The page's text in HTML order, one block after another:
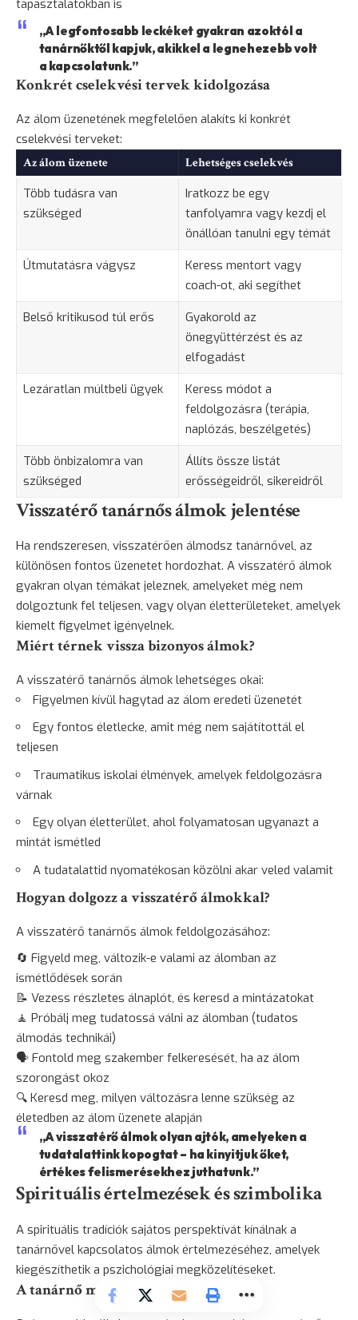
tapasztalatokban is
„A legfontosabb leckéket gyakran azoktól a
tanárnőktől kapjuk, akikkel a legnehezebb volt
a kapcsolatunk.”
Konkrét cselekvési tervek kidolgozása
Az álom üzenetének megfelelően alakíts ki konkrét
cselekvési terveket:
Az álom üzenete Lehetséges cselekvés
Több tudásra van
szükséged
Iratkozz be egy
tanfolyamra vagy kezdj el
önállóan tanulni egy témát
Útmutatásra vágysz
Keress mentort vagy
coach-ot, aki segíthet
Belső kritikusod túl erős
Gyakorold az
önegyüttérzést és az
elfogadást
Lezáratlan múltbeli ügyek
Keress módot a
feldolgozásra (terápia,
naplózás, beszélgetés)
Több önbizalomra van
szükséged
Állíts össze listát
erősségeidről, sikereidről
Visszatérő tanárnős álmok jelentése
Ha rendszeresen, visszatérően álmodsz tanárnővel, az
különösen fontos üzenetet hordozhat. A visszatérő álmok
gyakran olyan témákat jeleznek, amelyeket még nem
dolgoztunk fel teljesen, vagy olyan életterületeket, amelyek
kiemelt figyelmet igényelnek.
Miért térnek vissza bizonyos álmok?
A visszatérő tanárnős álmok lehetséges okai:
Figyelmen kívül hagytad az álom eredeti üzenetét
Egy fontos életlecke, amit még nem sajátítottál el
teljesen
Traumatikus iskolai élmények, amelyek feldolgozásra
várnak
Egy olyan életterület, ahol folyamatosan ugyanazt a
mintát ismétled
A tudatalattid nyomatékosan közölni akar veled valamit
Hogyan dolgozz a visszatérő álmokkal?
A visszatérő tanárnős álmok feldolgozásához:
🔄 Figyeld meg, változik-e valami az álomban az
ismétlődések során
📝 Vezess részletes álnaplót, és keresd a mintázatokat
🧘 Próbálj meg tudatossá válni az álomban (tudatos
álmodás technikái)
🗣️ Fontold meg szakember felkeresését, ha az álom
szorongást okoz
🔍 Keresd meg, milyen változásra lenne szükség az
életedben az álom üzenete alapján
„A visszatérő álmok olyan ajtók, amelyeken a
tudatalattink kopogtat – ha kinyitjuk őket,
értékes felismerésekhez juthatunk.”
Spirituális értelmezések és szimbolika
A spirituális tradíciók sajátos perspektívát kínálnak a
tanárnővel kapcsolatos álmok értelmezéséhez, amelyek
kiegészíthetik a pszichológiai megközelítéseket.
A tanárnő mint spirituális vezető